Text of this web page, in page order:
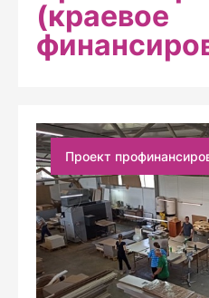
(краевое
Проект